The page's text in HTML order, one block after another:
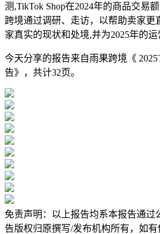
测,TikTok Shop在2024年的商品交易
跨境通过调研、走访，以帮助卖家更
家真实的现状和处境,并为2025年的运
今天分享的报告来自雨果跨境《
告》，共计32页。
免责声明：以上报告均系本报告通过
告版权归原撰写/发布机构所有，如